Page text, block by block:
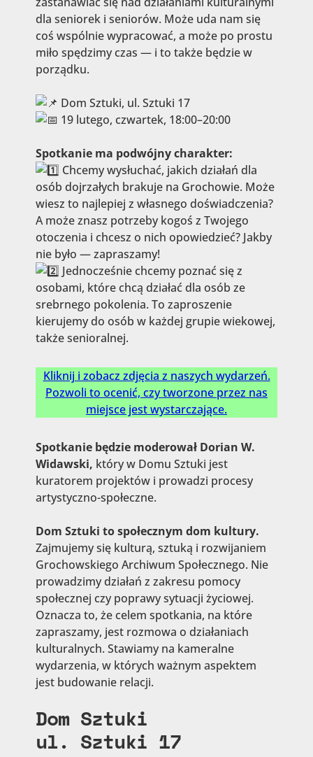
dla seniorek i seniorów. Może uda nam się
coś wspólnie wypracować, a może po prostu
miło spędzimy czas — i to także będzie w
porządku.
Dom Sztuki, ul. Sztuki 17
19 lutego, czwartek, 18:00–20:00
Spotkanie ma podwójny charakter:
Chcemy wysłuchać, jakich działań dla
osób dojrzałych brakuje na Grochowie. Może
wiesz to najlepiej z własnego doświadczenia?
A może znasz potrzeby kogoś z Twojego
otoczenia i chcesz o nich opowiedzieć? Jakby
nie było — zapraszamy!
Jednocześnie chcemy poznać się z
osobami, które chcą działać dla osób ze
srebrnego pokolenia. To zaproszenie
kierujemy do osób w każdej grupie wiekowej,
także senioralnej.
Kliknij i zobacz zdjęcia z naszych wydarzeń.
Pozwoli to ocenić, czy tworzone przez nas
miejsce jest wystarczające.
Spotkanie będzie moderował Dorian W.
Widawski, który w Domu Sztuki jest
kuratorem projektów i prowadzi procesy
artystyczno-społeczne.
Dom Sztuki to społecznym dom kultury.
Zajmujemy się kulturą, sztuką i rozwijaniem
Grochowskiego Archiwum Społecznego. Nie
prowadzimy działań z zakresu pomocy
społecznej czy poprawy sytuacji życiowej.
Oznacza to, że celem spotkania, na które
zapraszamy, jest rozmowa o działaniach
kulturalnych. Stawiamy na kameralne
wydarzenia, w których ważnym aspektem
jest budowanie relacji.
Dom Sztuki
ul. Sztuki 17